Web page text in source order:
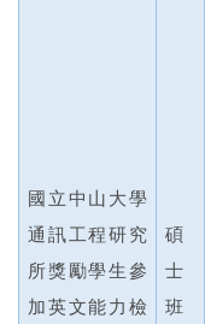
國立中山大學
通訊工程研究
所獎勵學生參
加英文能力檢
碩
士
班